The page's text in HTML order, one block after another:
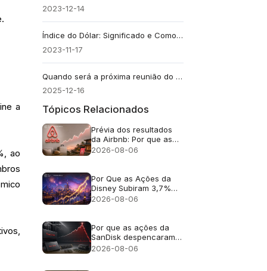
a
ao
2023-12-14
Índice do Dólar: Significado e Como Interpretar a Força do Dólar Americano
2023-11-17
Quando será a próxima reunião do Banco do Japão? Data final de 2025 e calendário de 2026
2025-12-16
Tópicos Relacionados
Prévia dos resultados
da Airbnb: Por que as
ações da ABNB ainda
receita de 16%?
2026-08-06
Por Que as Ações da
Disney Subiram 3,7%
Apesar da Receita
2026-08-06
Por que as ações da
SanDisk despencaram
cerca de 13% apesar
2026-08-06